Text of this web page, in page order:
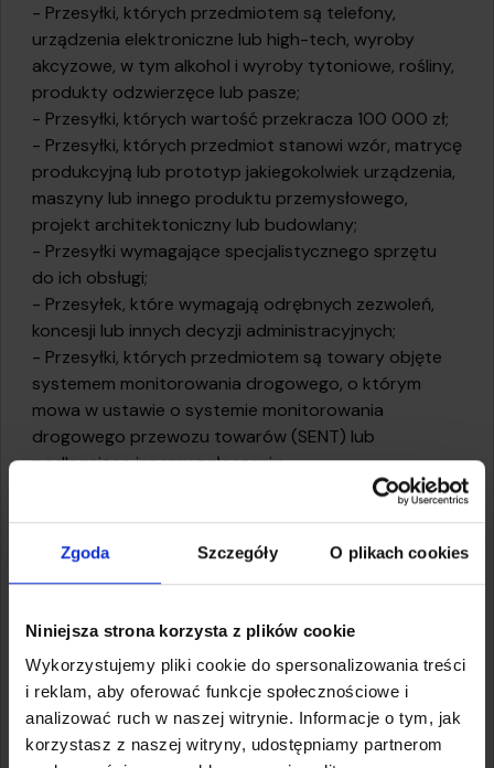
Zgoda Szczegóły O plikach cookies
Niniejsza strona korzysta z plików cookie
Wykorzystujemy pliki cookie do spersonalizowania treści
i reklam, aby oferować funkcje społecznościowe i
analizować ruch w naszej witrynie. Informacje o tym, jak
korzystasz z naszej witryny, udostępniamy partnerom
- Przesyłki, których przedmiotem są telefony,
urządzenia elektroniczne lub high-tech, wyroby
akcyzowe, w tym alkohol i wyroby tytoniowe, rośliny,
produkty odzwierzęce lub pasze;
- Przesyłki, których wartość przekracza 100 000 zł;
- Przesyłki, których przedmiot stanowi wzór, matrycę
produkcyjną lub prototyp jakiegokolwiek urządzenia,
maszyny lub innego produktu przemysłowego,
projekt architektoniczny lub budowlany;
- Przesyłki wymagające specjalistycznego sprzętu
do ich obsługi;
- Przesyłek, które wymagają odrębnych zezwoleń,
koncesji lub innych decyzji administracyjnych;
- Przesyłki, których przedmiotem są towary objęte
systemem monitorowania drogowego, o którym
mowa w ustawie o systemie monitorowania
drogowego przewozu towarów (SENT) lub
podlegające innemu zgłoszeniu.